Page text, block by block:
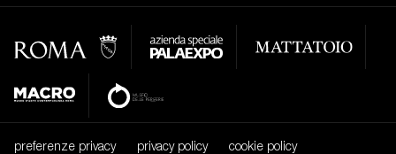
preferenze privacy privacy policy cookie policy